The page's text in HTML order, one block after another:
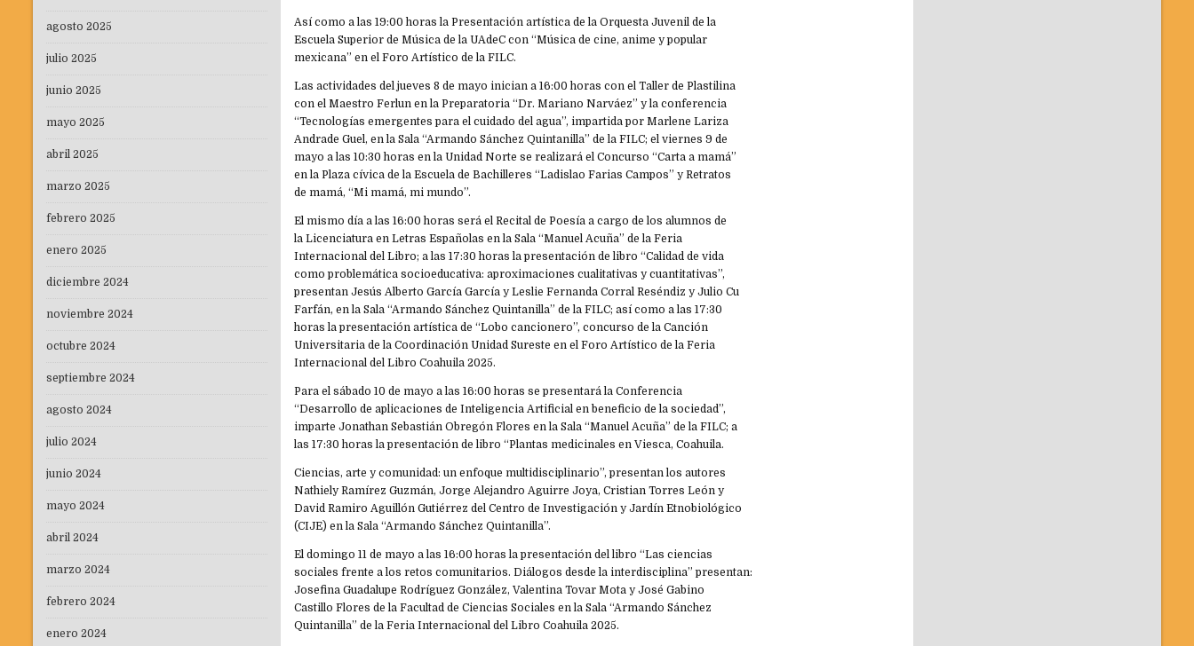
Así como a las 19:00 horas la Presentación artística de la Orquesta Juvenil de la
Escuela Superior de Música de la UAdeC con “Música de cine, anime y popular
mexicana” en el Foro Artístico de la FILC.
Las actividades del jueves 8 de mayo inician a 16:00 horas con el Taller de Plastilina
con el Maestro Ferlun en la Preparatoria “Dr. Mariano Narváez” y la conferencia
“Tecnologías emergentes para el cuidado del agua”, impartida por Marlene Lariza
Andrade Guel, en la Sala “Armando Sánchez Quintanilla” de la FILC; el viernes 9 de
mayo a las 10:30 horas en la Unidad Norte se realizará el Concurso “Carta a mamá”
en la Plaza cívica de la Escuela de Bachilleres “Ladislao Farias Campos” y Retratos
de mamá, “Mi mamá, mi mundo”.
El mismo día a las 16:00 horas será el Recital de Poesía a cargo de los alumnos de
la Licenciatura en Letras Españolas en la Sala “Manuel Acuña” de la Feria
Internacional del Libro; a las 17:30 horas la presentación de libro “Calidad de vida
como problemática socioeducativa: aproximaciones cualitativas y cuantitativas”,
presentan Jesús Alberto García García y Leslie Fernanda Corral Reséndiz y Julio Cu
Farfán, en la Sala “Armando Sánchez Quintanilla” de la FILC; así como a las 17:30
horas la presentación artística de “Lobo cancionero”, concurso de la Canción
Universitaria de la Coordinación Unidad Sureste en el Foro Artístico de la Feria
Internacional del Libro Coahuila 2025.
Para el sábado 10 de mayo a las 16:00 horas se presentará la Conferencia
“Desarrollo de aplicaciones de Inteligencia Artificial en beneficio de la sociedad”,
imparte Jonathan Sebastián Obregón Flores en la Sala “Manuel Acuña” de la FILC; a
las 17:30 horas la presentación de libro “Plantas medicinales en Viesca, Coahuila.
Ciencias, arte y comunidad: un enfoque multidisciplinario”, presentan los autores
Nathiely Ramírez Guzmán, Jorge Alejandro Aguirre Joya, Cristian Torres León y
David Ramiro Aguillón Gutiérrez del Centro de Investigación y Jardín Etnobiológico
(CIJE) en la Sala “Armando Sánchez Quintanilla”.
El domingo 11 de mayo a las 16:00 horas la presentación del libro “Las ciencias
sociales frente a los retos comunitarios. Diálogos desde la interdisciplina” presentan:
Josefina Guadalupe Rodríguez González, Valentina Tovar Mota y José Gabino
Castillo Flores de la Facultad de Ciencias Sociales en la Sala “Armando Sánchez
Quintanilla” de la Feria Internacional del Libro Coahuila 2025.
agosto 2025
julio 2025
junio 2025
mayo 2025
abril 2025
marzo 2025
febrero 2025
enero 2025
diciembre 2024
noviembre 2024
octubre 2024
septiembre 2024
agosto 2024
julio 2024
junio 2024
mayo 2024
abril 2024
marzo 2024
febrero 2024
enero 2024